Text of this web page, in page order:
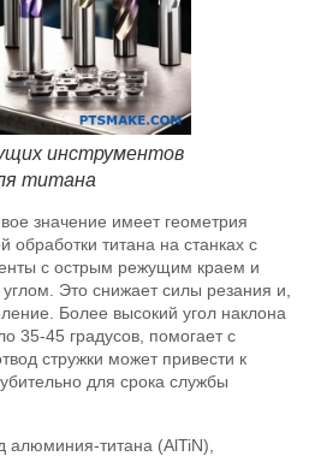
инструментов
титана
значение имеет геометрия
обработки титана на станках с
с острым режущим краем и
Это снижает силы резания и,
Более высокий угол наклона
35-45 градусов, помогает с
стружки может привести к
для срока службы
алюминия-титана (AlTiN),